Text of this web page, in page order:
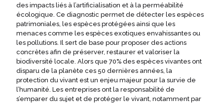
des impacts liés à l’artificialisation et à la perméabilité
écologique. Ce diagnostic permet de détecter les espèces
patrimoniales, les espèces protégées ainsi que les
menaces comme les espèces exotiques envahissantes ou
les pollutions. Il sert de base pour proposer des actions
concrètes afin de préserver, restaurer et valoriser la
biodiversité locale. Alors que 70% des espèces vivantes ont
disparu de la planète ces 50 dernières années, la
protection du vivant est un enjeu majeur pour la survie de
l’humanité. Les entreprises ont la responsabilité de
s’emparer du sujet et de protéger le vivant, notamment par